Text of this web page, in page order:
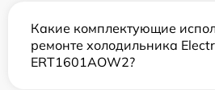
Какие комплектующие
ремонте холодильника
ERT1601AOW2?